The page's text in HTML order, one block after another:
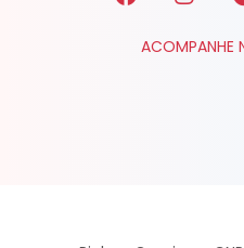
ACOMPANHE